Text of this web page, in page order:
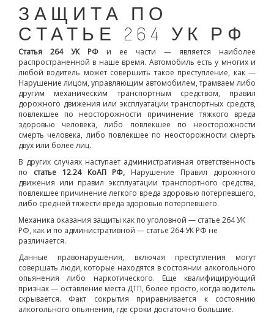
ЗАЩИТА ПО
СТАТЬЕ 264 УК РФ
Статья 264 УК РФ и ее части — является наиболее
распространенной в наше время. Автомобиль есть у многих и
любой водитель может совершить такое преступление, как —
Нарушение лицом, управляющим автомобилем, трамваем либо
другим механическим транспортным средством, правил
дорожного движения или эксплуатации транспортных средств,
повлекшее по неосторожности причинение тяжкого вреда
здоровью человека, либо повлекшее по неосторожности
смерть человека, либо повлекшее по неосторожности смерть
двух или более лиц.
В других случаях наступает административная ответственность
по статье 12.24 КоАП РФ, Нарушение Правил дорожного
движения или правил эксплуатации транспортного средства,
повлекшее причинение легкого вреда здоровью потерпевшего,
либо средней тяжести вреда здоровью потерпевшего.
Механика оказания защиты как по уголовной — статье 264 УК
РФ, как и по административной — статье 264 УК РФ не
различается.
Данные правонарушения, включая преступления могут
совершать люди, которые находятся в состоянии алкогольного
опьянения либо наркотического. Еще квалифицирующий
признак — оставление места ДТП, более просто, когда водитель
скрывается. Факт сокрытия приравнивается к состоянию
алкогольного опьянения, где сроки достаточно большие.